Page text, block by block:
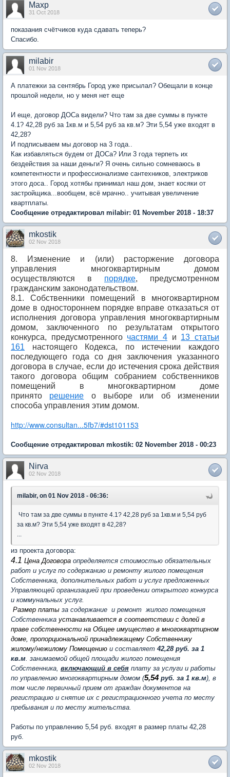
Maxp
31 Oct 2018
показания счётчиков куда сдавать теперь?
Спасибо.
milabir
01 Nov 2018
А платежки за сентябрь Город уже присылал? Обещали в конце
прошлой недели, но у меня нет еще
И еще, договор ДОСа видели? Что там за две суммы в пункте
4.1? 42,28 руб за 1кв.м и 5,54 руб за кв.м? Эти 5,54 уже входят в
42,28?
И подписываем мы договор на 3 года..
Как избавляться будем от ДОСа? Или 3 года терпеть их
бездействия за наши деньги? Я очень сильно сомневаюсь в
компетентности и профессионализме сантехников, электриков
этого доса.. Город хотябы принимал наш дом, знает косяки от
застройщика...вообщем, всё мрачно.. учитывая увеличение
квартплаты.
Сообщение отредактировал milabir: 01 November 2018 - 18:37
mkostik
02 Nov 2018
8. Изменение и (или) расторжение договора
управления многоквартирным домом
осуществляются в порядке, предусмотренном
гражданским законодательством.
8.1. Собственники помещений в многоквартирном
доме в одностороннем порядке вправе отказаться от
исполнения договора управления многоквартирным
домом, заключенного по результатам открытого
конкурса, предусмотренного частями 4 и 13 статьи
161 настоящего Кодекса, по истечении каждого
последующего года со дня заключения указанного
договора в случае, если до истечения срока действия
такого договора общим собранием собственников
помещений в многоквартирном доме
принято решение о выборе или об изменении
способа управления этим домом.
http://www.consultan...5fb7/#dst101153
Сообщение отредактировал mkostik: 02 November 2018 - 00:23
Nirva
02 Nov 2018
milabir, on 01 Nov 2018 - 06:36:
Что там за две суммы в пункте 4.1? 42,28 руб за 1кв.м и 5,54 руб
за кв.м? Эти 5,54 уже входят в 42,28?
...
из проекта договора:
4.1 Цена Договора определяется стоимостью обязательных
работ и услуг по содержанию и ремонту жилого помещения
Собственника, дополнительных работ и услуг предложенных
Управляющей организацией при проведении открытого конкурса
и коммунальных услуг.
Размер платы за содержание и ремонт жилого помещения
Собственника устанавливается в соответствии с долей в
праве собственности на Общее имущество в многоквартирном
доме, пропорциональной принадлежащему Собственнику
жилому/нежилому Помещению и составляет 42,28 руб. за 1
кв.м. занимаемой общей площади жилого помещения
Собственника, включающий в себя плату за услуги и работы
по управлению многоквартирным домом (5,54 руб. за 1 кв.м), в
том числе первичный прием от граждан документов на
регистрацию и снятие их с регистрационного учета по месту
пребывания и по месту жительства.
Работы по управлению 5,54 руб. входят в размер платы 42,28
руб.
mkostik
02 Nov 2018